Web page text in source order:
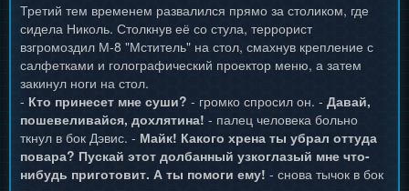
Третий тем временем развалился прямо за столиком, где
сидела Николь. Столкнув её со стула, террорист
взгромоздил М-8 "Мститель" на стол, смахнув крепление с
салфетками и голографический проектор меню, а затем
закинул ноги на стол.
- Кто принесет мне суши? - громко спросил он. - Давай,
пошевеливайся, дохлятина! - палец человека больно
ткнул в бок Дэвис. - Майк! Какого хрена ты убрал оттуда
повара? Пускай этот долбанный узкоглазый мне что-
нибудь приготовит. А ты помоги ему! - снова тычок в бок